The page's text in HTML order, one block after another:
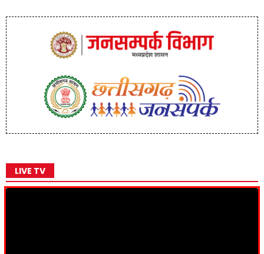
LIVE TV